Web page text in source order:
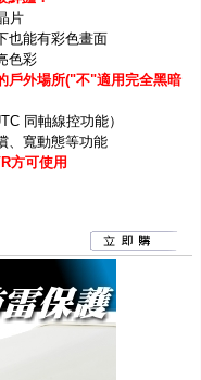
片
也能有彩色畫面
色彩
戶外場所("不"適用完全黑暗
同軸線控功能）
、寬動態等功能
方可使用